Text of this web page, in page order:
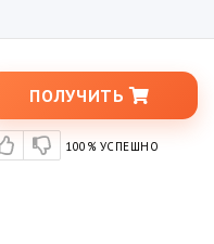
ПОЛУЧИТЬ
100% УСПЕШНО